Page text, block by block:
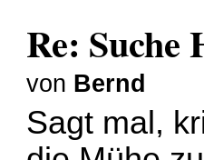
Re: Suche
von Bernd
Sagt mal,